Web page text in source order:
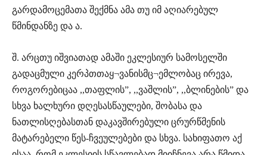
გარდამოცემათა შექმნა ამა თუ იმ აღიარებულ
წმინდანზე და ა.
შ. არცთუ იშვიათად ამაში ეკლესიურ სამოსელში
გადაცმული კერპთთაყ¬ვანისმც¬ემლობაც ირევა,
როგორებიცაა ,,თაფლის”, ,,ვაშლის”, ,,ბლინების” და
სხვა ხალხური დღესასწაულები, შობასა და
ნათლისღებასთან დაკავშირებული ცრურწმენის
მატარებელი წეს-ჩვეულებები და სხვა. სახიფათო აქ